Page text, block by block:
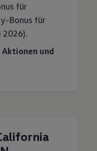
für
Bonus für
2026).
und